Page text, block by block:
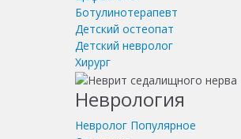
Ботулинотерапевт
Детский остеопат
Детский невролог
Хирург
Неврология
Невролог Популярное